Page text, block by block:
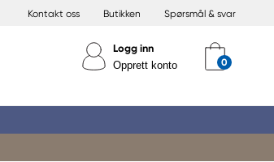
Kontakt oss Butikken Spørsmål & svar
Logg inn
Opprett konto